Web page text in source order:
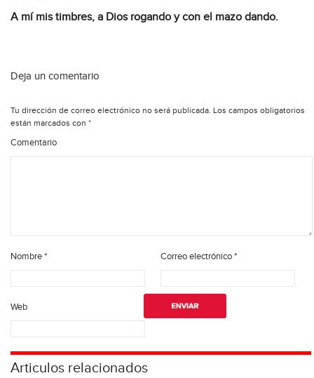
A mí mis timbres, a Dios rogando y con el mazo dando.
Deja un comentario
Tu dirección de correo electrónico no será publicada. Los campos obligatorios
están marcados con *
Comentario
Nombre* Correo electrónico*
Web
Articulos relacionados